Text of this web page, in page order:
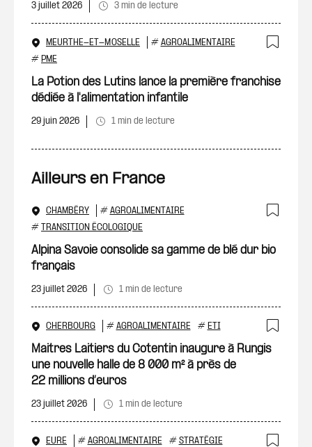
3 juillet 2026 3 min de lecture
MEURTHE-ET-MOSELLE # AGROALIMENTAIRE
# PME
La Potion des Lutins lance la première franchise
dédiée à l'alimentation infantile
29 juin 2026 1 min de lecture
Ailleurs en France
CHAMBÉRY # AGROALIMENTAIRE
# TRANSITION ÉCOLOGIQUE
Alpina Savoie consolide sa gamme de blé dur bio
français
23 juillet 2026 1 min de lecture
CHERBOURG # AGROALIMENTAIRE # ETI
Maitres Laitiers du Cotentin inaugure à Rungis
une nouvelle halle de 8 000 m² à près de
22 millions d’euros
23 juillet 2026 1 min de lecture
EURE # AGROALIMENTAIRE # STRATÉGIE